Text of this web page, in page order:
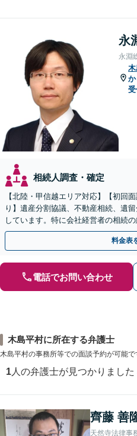
永
永淵
受
相続人調査・確定
【北陸・甲信越エリア対応】【初回
り】遺産分割協議、不動産相続、遺
しています。特に会社経営者の相続
談ください。【休日・夜間面談可】
料金表
電話でお問い合わせ
木島平村に所在する弁護士
木島平村の事務所等での面談予約が可能で
1 人の弁護士が見つかりました
齊藤 善
天然寺法律事